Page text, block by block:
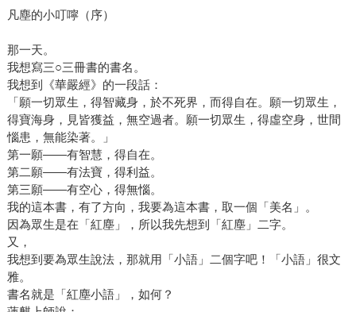
凡塵的小叮嚀（序）
那一天。
我想寫三○三冊書的書名。
我想到《華嚴經》的一段話：
「願一切眾生，得智藏身，於不死界，而得自在。願一切眾生，
得寶海身，見皆獲益，無空過者。願一切眾生，得虛空身，世間
惱患，無能染著。」
第一願——有智慧，得自在。
第二願——有法寶，得利益。
第三願——有空心，得無惱。
我的這本書，有了方向，我要為這本書，取一個「美名」。
因為眾生是在「紅塵」，所以我先想到「紅塵」二字。
又，
我想到要為眾生說法，那就用「小語」二個字吧！「小語」很文
雅。
書名就是「紅塵小語」，如何？